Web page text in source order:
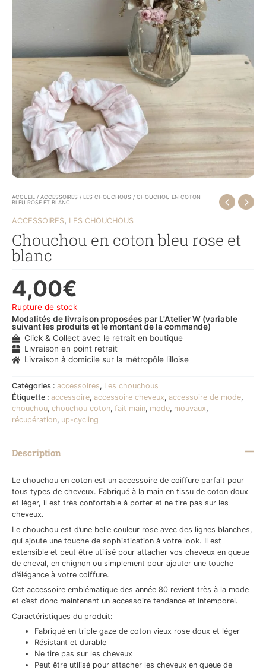
ACCUEIL / ACCESSOIRES / LES CHOUCHOUS / CHOUCHOU EN COTON
BLEU ROSE ET BLANC
ACCESSOIRES, LES CHOUCHOUS
Chouchou en coton bleu rose et
blanc
4,00€
Rupture de stock
Modalités de livraison proposées par L'Atelier W (variable
suivant les produits et le montant de la commande)
Click & Collect avec le retrait en boutique
Livraison en point retrait
Livraison à domicile sur la métropôle lilloise
Catégories : accessoires, Les chouchous
Étiquette : accessoire, accessoire cheveux, accessoire de mode,
chouchou, chouchou coton, fait main, mode, mouvaux,
récupération, up-cycling
Description
Le chouchou en coton est un accessoire de coiffure parfait pour
tous types de cheveux. Fabriqué à la main en tissu de coton doux
et léger, il est très confortable à porter et ne tire pas sur les
cheveux.
Le chouchou est d’une belle couleur rose avec des lignes blanches,
qui ajoute une touche de sophistication à votre look. Il est
extensible et peut être utilisé pour attacher vos cheveux en queue
de cheval, en chignon ou simplement pour ajouter une touche
d’élégance à votre coiffure.
Cet accessoire emblématique des année 80 revient très à la mode
et c’est donc maintenant un accessoire tendance et intemporel.
Caractéristiques du produit:
Fabriqué en triple gaze de coton vieux rose doux et léger
Résistant et durable
Ne tire pas sur les cheveux
Peut être utilisé pour attacher les cheveux en queue de